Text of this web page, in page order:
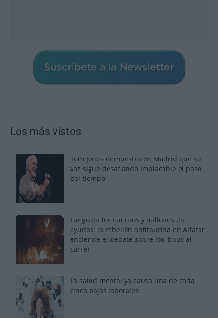
Los más vistos
Tom Jones demuestra en Madrid que su
voz sigue desafiando implacable el paso
del tiempo
Fuego en los cuernos y millones en
ayudas: la rebelión antitaurina en Alfafar
enciende el debate sobre los 'bous al
carrer'
La salud mental ya causa una de cada
cinco bajas laborales